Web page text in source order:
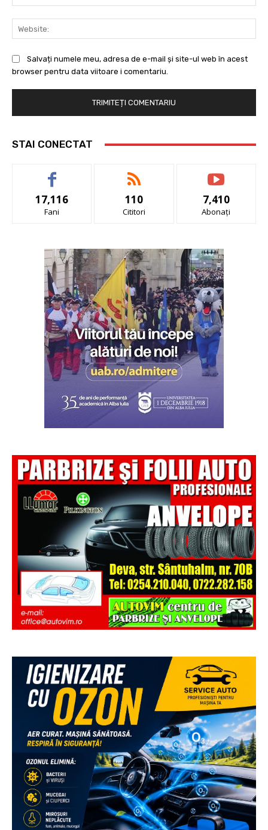
Salvați numele meu, adresa de e-mail și site-ul web în acest
browser pentru data viitoare i comentariu.
STAI CONECTAT
17,116
Fani
110
Cititori
7,410
Abonați